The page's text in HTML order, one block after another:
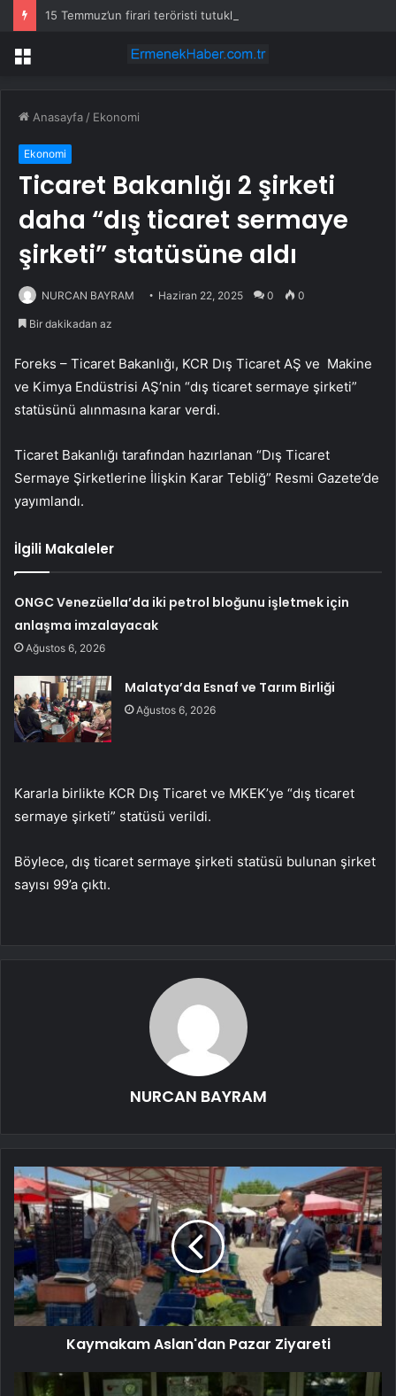
15 Temmuz’un firari teröristi tutuklandı!
Menü
Anasayfa / Ekonomi
Ekonomi
Ticaret Bakanlığı 2 şirketi
daha “dış ticaret sermaye
şirketi” statüsüne aldı
NURCAN BAYRAM Haziran 22, 2025 0 0
Bir dakikadan az
Foreks – Ticaret Bakanlığı, KCR Dış Ticaret AŞ ve Makine
ve Kimya Endüstrisi AŞ’nin “dış ticaret sermaye şirketi”
statüsünü alınmasına karar verdi.
Ticaret Bakanlığı tarafından hazırlanan “Dış Ticaret
Sermaye Şirketlerine İlişkin Karar Tebliğ” Resmi Gazete’de
yayımlandı.
İlgili Makaleler
ONGC Venezüella’da iki petrol bloğunu işletmek için
anlaşma imzalayacak
Ağustos 6, 2026
Malatya’da Esnaf ve Tarım Birliği
Ağustos 6, 2026
Kararla birlikte KCR Dış Ticaret ve MKEK’ye “dış ticaret
sermaye şirketi” statüsü verildi.
Böylece, dış ticaret sermaye şirketi statüsü bulunan şirket
sayısı 99’a çıktı.
NURCAN BAYRAM
Kaymakam Aslan'dan Pazar Ziyareti